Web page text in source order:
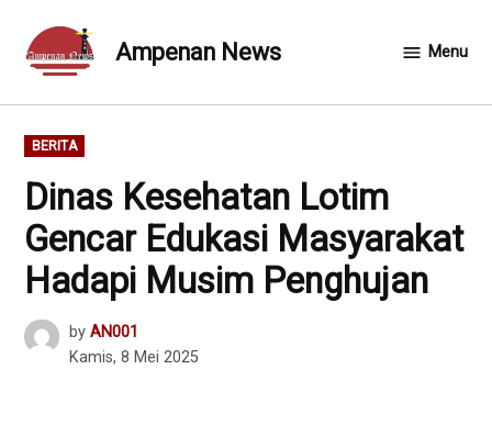
content
Ampenan News Menu
POSTED
IN
BERITA
Dinas Kesehatan Lotim
Gencar Edukasi Masyarakat
Hadapi Musim Penghujan
by AN001
Kamis, 8 Mei 2025